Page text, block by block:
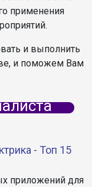
применения
и выполнить
и поможем Вам
- Топ 15
приложений для